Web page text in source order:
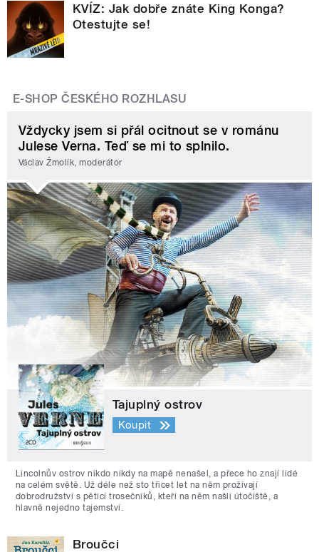
KVÍZ: Jak dobře znáte King Konga?
Otestujte se!
E-SHOP ČESKÉHO ROZHLASU
Vždycky jsem si přál ocitnout se v románu
Julese Verna. Teď se mi to splnilo.
Václav Žmolík, moderátor
Tajuplný ostrov
Koupit
Lincolnův ostrov nikdo nikdy na mapě nenašel, a přece ho znají lidé
na celém světě. Už déle než sto třicet let na něm prožívají
dobrodružství s pěticí trosečníků, kteří na něm našli útočiště, a
hlavně nejedno tajemství.
Broučci